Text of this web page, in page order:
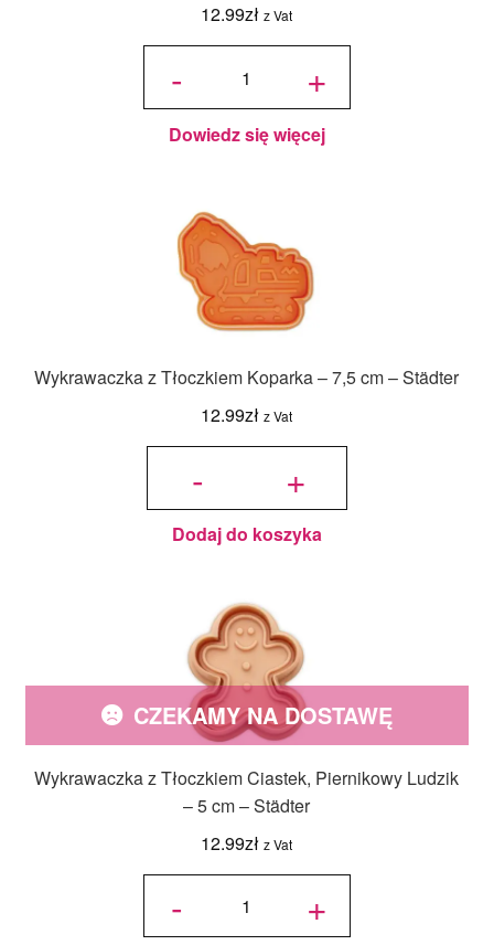
12.99zł z Vat
-
ilość
Czaszka - 7,5
cm - Städter +
Dowiedz się więcej
Wykrawaczka z Tłoczkiem Koparka – 7,5 cm – Städter
12.99zł z Vat
-
ilość
Koparka - 7,5
cm - Städter +
Dodaj do koszyka
Wykrawaczka z Tłoczkiem Ciastek, Piernikowy Ludzik
– 5 cm – Städter
12.99zł z Vat
CZEKAMY NA DOSTAWĘ
-
ilość
z Tłoczkiem
Ciastek,
Piernikowy
- Städter +